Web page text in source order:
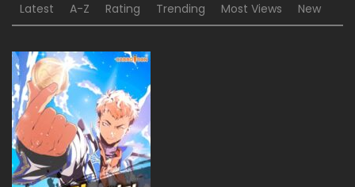
Latest A-Z Rating Trending Most Views New